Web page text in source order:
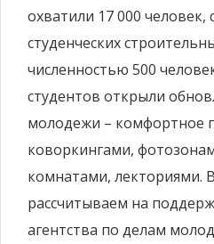
охватили 17 000
студенческих
численностью 500
студентов открыли
молодежи – комфортное
коворкингами,
комнатами, лекториями.
рассчитываем на
агентства по делам